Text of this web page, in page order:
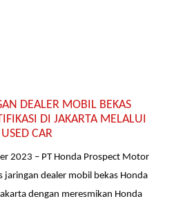
DEALER MOBIL BEKAS
DI JAKARTA MELALUI
CAR
2023 – PT Honda Prospect Motor
jaringan dealer mobil bekas Honda
dengan meresmikan Honda